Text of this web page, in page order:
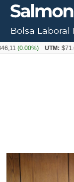
Bolsa Laboral
UTM: $71.649